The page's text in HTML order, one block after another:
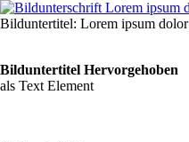
Bilduntertitel: Lorem ipsum dolor
Bild­unter­titel Hervorgehoben
als Text Element